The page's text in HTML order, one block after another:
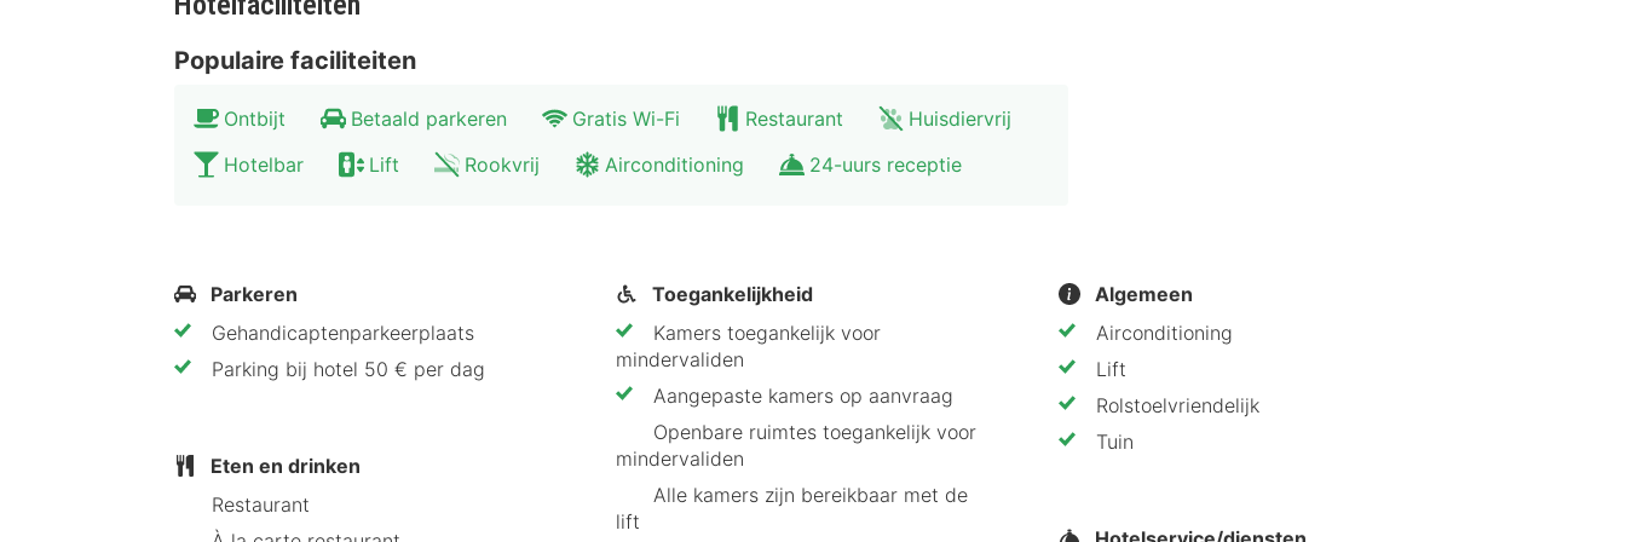
Artistiek en modern design
Ideaal vertrekpunt voor een verkenning van de stad.
Tips van HotelSpecials
Populaire faciliteiten
Ontbijt Betaald parkeren Gratis Wi-Fi Restaurant
Huisdiervrij
Hotelbar
Lift Rookvrij Airconditioning 24-uurs receptie
Parkeren
Gehandicaptenparkeerplaats
Parking bij hotel 50 € per dag
Eten en drinken
Restaurant
Toegankelijkheid
mindervaliden
Aangepaste kamers op aanvraag
mindervaliden
lift
Algemeen
Airconditioning
Lift
Rolstoelvriendelijk
Tuin